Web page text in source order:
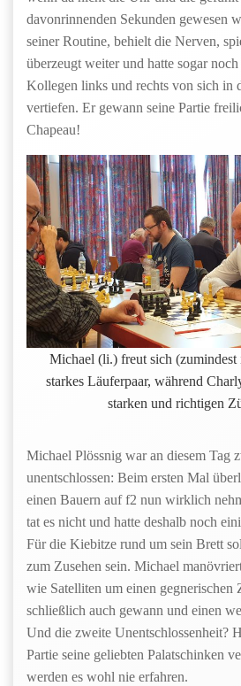
davonrinnenden Sekunden gewesen
seiner Routine, behielt die Nerven,
überzeugt weiter und hatte sogar
Kollegen links und rechts von sich in
vertiefen. Er gewann seine Partie
Chapeau!
Michael (li.) freut sich (zumindest
starkes Läuferpaar, während
starken und richtigen
Michael Plössnig war an diesem Tag
unentschlossen: Beim ersten Mal
einen Bauern auf f2 nun wirklich
tat es nicht und hatte deshalb noch
Für die Kiebitze rund um sein Brett
zum Zusehen sein. Michael
wie Satelliten um einen gegnerischen
schließlich auch gewann und einen
Und die zweite Unentschlossenheit?
Partie seine geliebten Palatschinken
werden es wohl nie erfahren.